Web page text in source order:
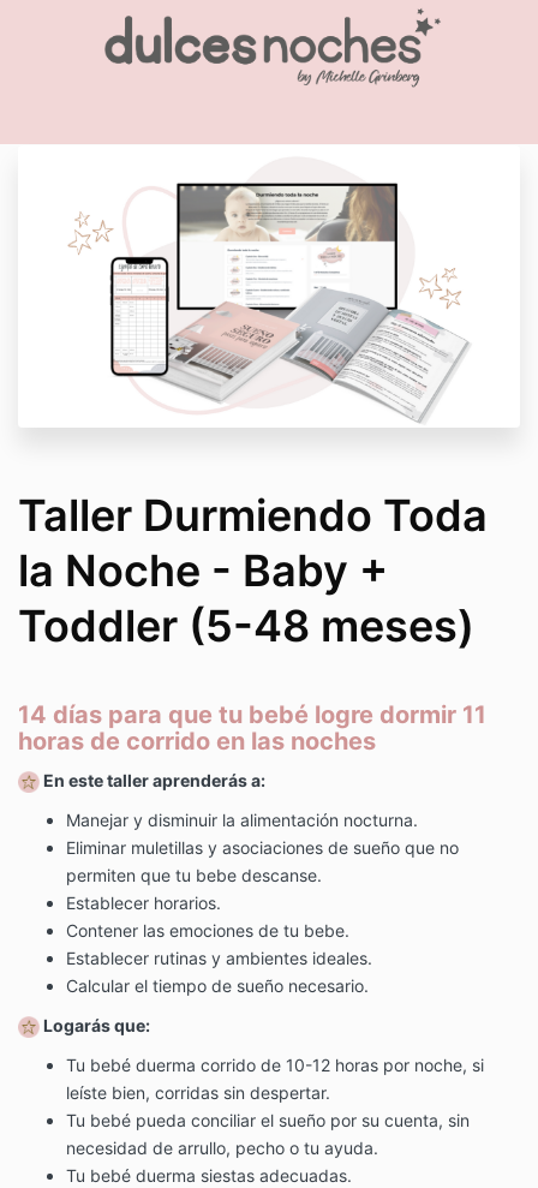
Taller Durmiendo Toda
la Noche - Baby +
Toddler (5-48 meses)
14 días para que tu bebé logre dormir 11
horas de corrido en las noches
En este taller aprenderás a:
Manejar y disminuir la alimentación nocturna.
Eliminar muletillas y asociaciones de sueño que no
permiten que tu bebe descanse.
Establecer horarios.
Contener las emociones de tu bebe.
Establecer rutinas y ambientes ideales.
Calcular el tiempo de sueño necesario.
Logarás que:
Tu bebé duerma corrido de 10-12 horas por noche, si
leíste bien, corridas sin despertar.
Tu bebé pueda conciliar el sueño por su cuenta, sin
necesidad de arrullo, pecho o tu ayuda.
Tu bebé duerma siestas adecuadas.